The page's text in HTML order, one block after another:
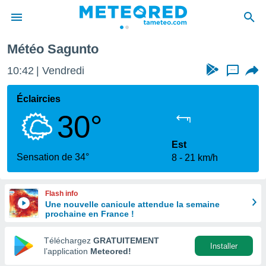
de
en
Météo Sagunto
10:42 Vendredi ...
Éclaircies
30°
Sensation de 34°
Est
8
21 km/h
Flash info
Une nouvelle canicule attendue la semaine
prochaine en France !
Téléchargez GRATUITEMENT
l’application Meteored!
Installer